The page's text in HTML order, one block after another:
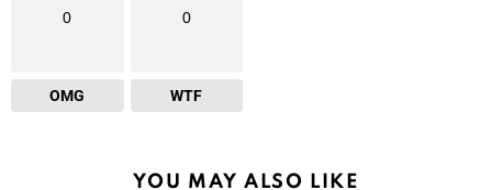
0
OMG
0
WTF
YOU MAY ALSO LIKE